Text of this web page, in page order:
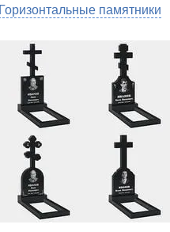
Горизонтальные памятники